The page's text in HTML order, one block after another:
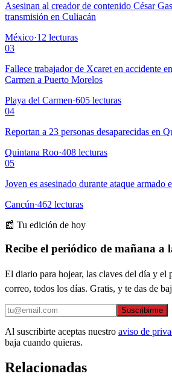
Asesinan al creador de contenido César
transmisión en Culiacán
México·12 lecturas
03
Fallece trabajador de Xcaret en accidente
Carmen a Puerto Morelos
Playa del Carmen·605 lecturas
04
Reportan a 23 personas desaparecidas en
Quintana Roo·408 lecturas
05
Joven es asesinado durante ataque armado
Cancún·462 lecturas
📰 Tu edición de hoy
Recibe el periódico de mañana a
El diario para hojear, las claves del día y
correo, todos los días. Gratis, y te das de
Suscribirme
Al suscribirte aceptas nuestro aviso de
baja cuando quieras.
Relacionadas